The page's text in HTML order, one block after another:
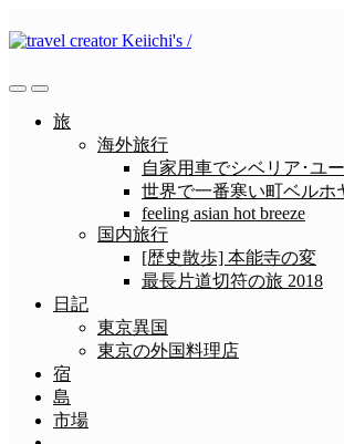
ン
ン
検
メ
ニ 旅
海外旅行
自家用車でシベリア･ユ
世界で一番寒い町ベルホ
feeling asian hot breeze
国内旅行
[歴史散歩] 本能寺の変
最長片道切符の旅 2018
日記
東京異国
東京の外国料理店
宿
島
市場